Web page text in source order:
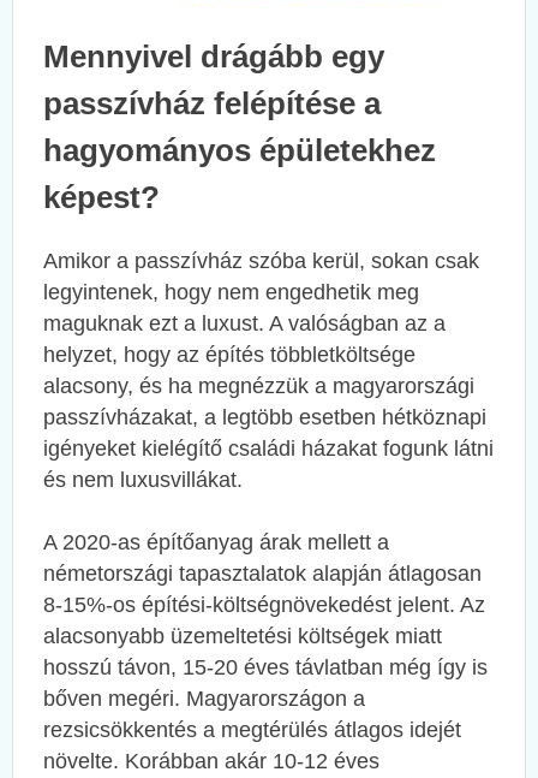
Mennyivel drágább egy
passzívház felépítése a
hagyományos épületekhez
képest?
Amikor a passzívház szóba kerül, sokan csak
legyintenek, hogy nem engedhetik meg
maguknak ezt a luxust. A valóságban az a
helyzet, hogy az építés többletköltsége
alacsony, és ha megnézzük a magyarországi
passzívházakat, a legtöbb esetben hétköznapi
igényeket kielégítő családi házakat fogunk látni
és nem luxusvillákat.
A 2020-as építőanyag árak mellett a
németországi tapasztalatok alapján átlagosan
8-15%-os építési-költségnövekedést jelent. Az
alacsonyabb üzemeltetési költségek miatt
hosszú távon, 15-20 éves távlatban még így is
bőven megéri. Magyarországon a
rezsicsökkentés a megtérülés átlagos idejét
növelte. Korábban akár 10-12 éves